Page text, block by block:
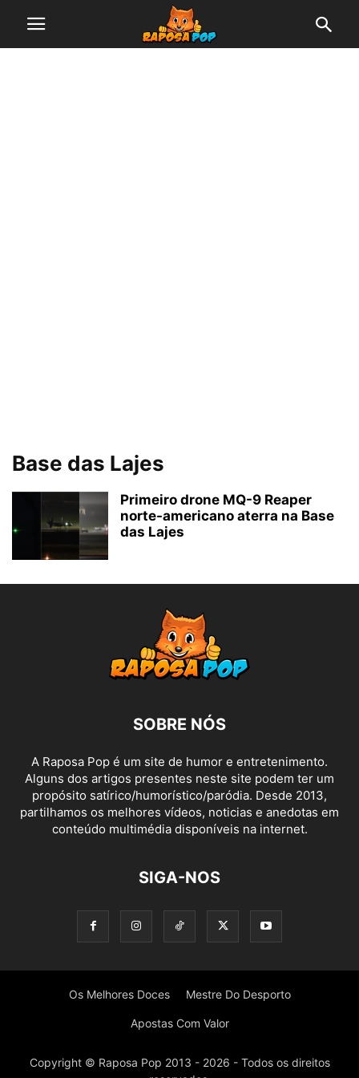
Base das Lajes
Primeiro drone MQ-9 Reaper
norte-americano aterra na Base
das Lajes
SOBRE NÓS
A Raposa Pop é um site de humor e entretenimento.
Alguns dos artigos presentes neste site podem ter um
propósito satírico/humorístico/paródia. Desde 2013,
partilhamos os melhores vídeos, noticias e anedotas em
conteúdo multimédia disponíveis na internet.
SIGA-NOS
Os Melhores Doces Mestre Do Desporto
Apostas Com Valor
Copyright © Raposa Pop 2013 - 2026 - Todos os direitos